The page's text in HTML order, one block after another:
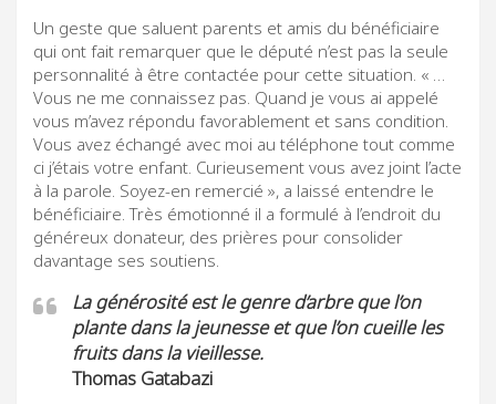
Un geste que saluent parents et amis du bénéficiaire
qui ont fait remarquer que le député n’est pas la seule
personnalité à être contactée pour cette situation. « …
Vous ne me connaissez pas. Quand je vous ai appelé
vous m’avez répondu favorablement et sans condition.
Vous avez échangé avec moi au téléphone tout comme
ci j’étais votre enfant. Curieusement vous avez joint l’acte
à la parole. Soyez-en remercié », a laissé entendre le
bénéficiaire. Très émotionné il a formulé à l’endroit du
généreux donateur, des prières pour consolider
davantage ses soutiens.
La générosité est le genre d’arbre que l’on
plante dans la jeunesse et que l’on cueille les
fruits dans la vieillesse.
Thomas Gatabazi